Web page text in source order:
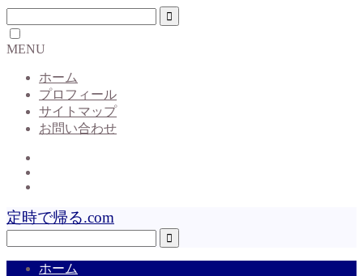
MENU
ホーム
プロフィール
サイトマップ
お問い合わせ
定時で帰る.com
ホーム